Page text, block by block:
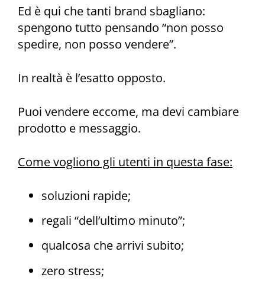
Ed è qui che tanti brand sbagliano:
spengono tutto pensando “non posso
spedire, non posso vendere”.
In realtà è l’esatto opposto.
Puoi vendere eccome, ma devi cambiare
prodotto e messaggio.
Come vogliono gli utenti in questa fase:
soluzioni rapide;
regali “dell’ultimo minuto”;
qualcosa che arrivi subito;
zero stress;